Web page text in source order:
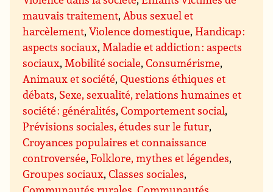
mauvais traitement,Abus sexuel et
harcèlement,Violence domestique,Handicap :
aspects sociaux,Maladie et addiction : aspects
sociaux,Mobilité sociale,Consumérisme,
Animaux et société,Questions éthiques et
débats, Sexe, sexualité, relations humaines et
société : généralités,Comportement social,
Prévisions sociales, études sur le futur,
Croyances populaires et connaissance
controversée,Folklore, mythes et légendes,
Groupes sociaux,Classes sociales,